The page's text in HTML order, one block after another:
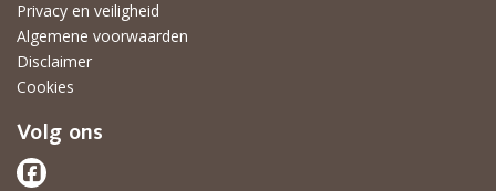
Privacy en veiligheid
Algemene voorwaarden
Disclaimer
Cookies
Volg ons